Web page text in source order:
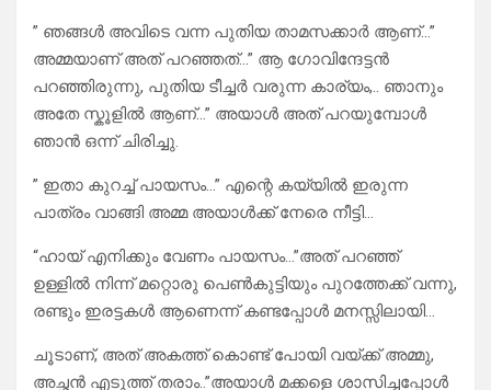
” ഞങ്ങൾ അവിടെ വന്ന പുതിയ താമസക്കാർ ആണ്…”
അമ്മയാണ് അത് പറഞ്ഞത്…” ആ ഗോവിന്ദേട്ടൻ
പറഞ്ഞിരുന്നു, പുതിയ ടീച്ചർ വരുന്ന കാര്യം,.. ഞാനും
അതേ സ്കൂളിൽ ആണ്…” അയാൾ അത് പറയുമ്പോൾ
ഞാൻ ഒന്ന് ചിരിച്ചു.
” ഇതാ കുറച്ച് പായസം…” എന്റെ കയ്യിൽ ഇരുന്ന
പാത്രം വാങ്ങി അമ്മ അയാൾക്ക് നേരെ നീട്ടി…
“ഹായ് എനിക്കും വേണം പായസം…”അത് പറഞ്ഞ്
ഉള്ളിൽ നിന്ന് മറ്റൊരു പെൺകുട്ടിയും പുറത്തേക്ക് വന്നു,
രണ്ടും ഇരട്ടകൾ ആണെന്ന് കണ്ടപ്പോൾ മനസ്സിലായി…
ചൂടാണ്, അത് അകത്ത് കൊണ്ട് പോയി വയ്ക്ക് അമ്മു,
അച്ഛൻ എടുത്ത് തരാം..”അയാൾ മക്കളെ ശാസിച്ചപ്പോൾ